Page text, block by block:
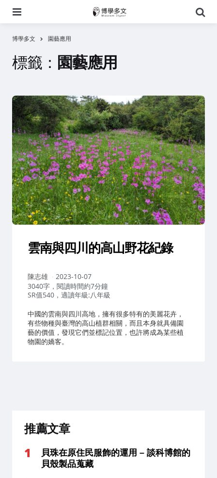
尋
博學多文 園藝應用
標籤： 園藝應用
雲南與四川的高山野花紀錄
作
者：
陳志雄
2023-10-07
3040字，閱讀時間約7分鐘
SR值540，適讀年級:八年級
中國的雲南與四川高地，擁有很多特有的美麗花卉，
有些物種與臺灣的高山植群相關，而且本身就具備園
藝的價值，發現它們並標記位置，也許將成為某些植
物園的嬌客。
推薦文章
貝珠在原住民服飾的運用 – 談科博館的
貝殼製品蒐藏